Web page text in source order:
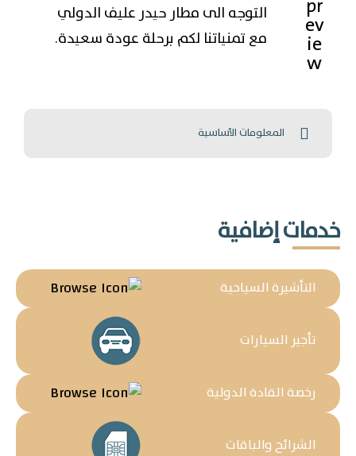
التوجه الى مطار حيدر عليف الدولي
مع تمنياتنا لكم برحلة عودة سعيدة.
مميزات العرض
المعلومات الأساسية
خدمات إضافية
التأشيرة السياحية
تأجير السيارات
رخصة القادة الدولية
الشرائح والباقات